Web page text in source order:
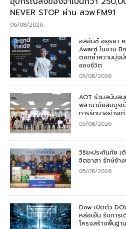
NEVER STOP ผ่าน สวพ.FM91
06/08/2026
อลิอันซ์ อยุธยา
Award ในงาน
ตอกย้ำความมุ่งมั่
ของชีวิต
05/08/2026
AOT ร่วมสนับส
พลานามัยสมบูร
การรักษาอย่างเท่
05/08/2026
วิริยะประกันภัย เ
จิตอาสา รักษ์ช้า
05/08/2026
Dow เปิดตัว
หล่อเย็น รับการ
โครงสร้างพื้นฐา